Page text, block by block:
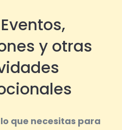
y otras
que necesitas para